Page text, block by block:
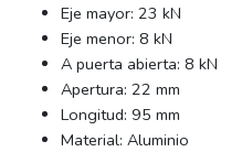
Eje mayor: 23 kN
Eje menor: 8 kN
A puerta abierta: 8 kN
Apertura: 22 mm
Longitud: 95 mm
Material: Aluminio